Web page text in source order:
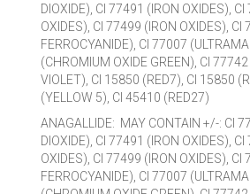
DIOXIDE), CI 77491 (IRON OXIDES),
OXIDES), CI 77499 (IRON OXIDES), CI
FERROCYANIDE), CI 77007
(CHROMIUM OXIDE GREEN), CI
VIOLET), CI 15850 (RED7), CI 15850
(YELLOW 5), CI 45410 (RED27)
ANAGALLIDE: MAY CONTAIN +/-: CI
DIOXIDE), CI 77491 (IRON OXIDES),
OXIDES), CI 77499 (IRON OXIDES), CI
FERROCYANIDE), CI 77007